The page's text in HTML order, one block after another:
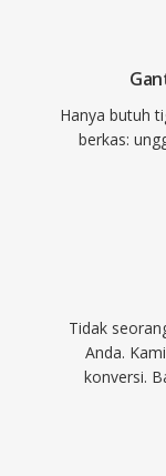
Hanya butuh
berkas:
Tidak
Anda.
konversi.